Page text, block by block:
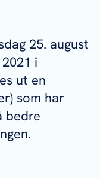
25. august
i
ut en
som har
bedre